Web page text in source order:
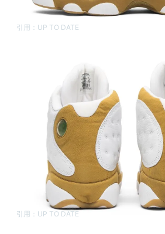
引用： UP TO DATE
引用： UP TO DATE